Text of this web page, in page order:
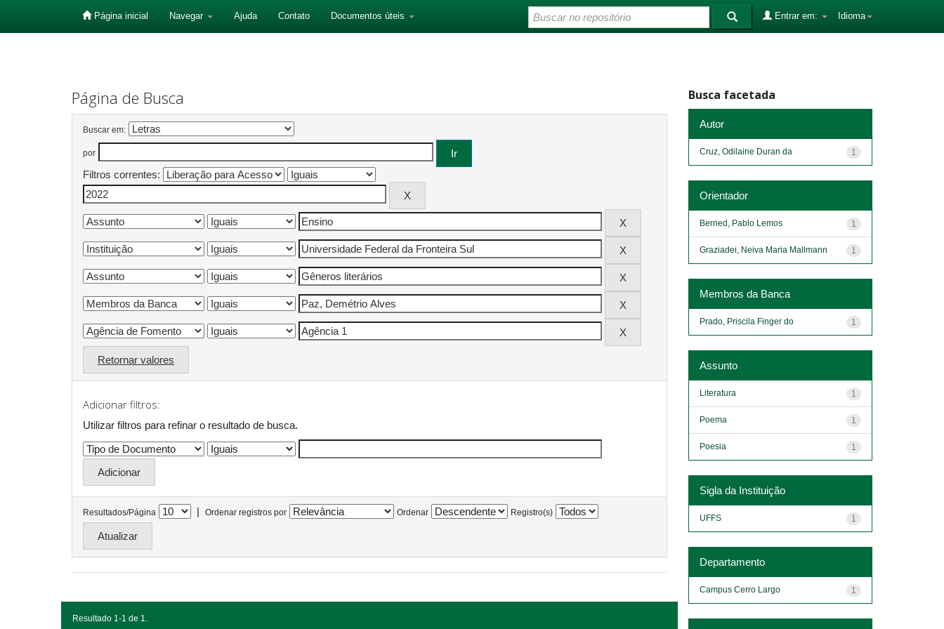
Página inicial Navegar Ajuda Contato Documentos úteis Idioma
Entrar em:
Página de Busca
Buscar em:
por
Filtros correntes:
Retornar valores
Adicionar filtros:
Utilizar filtros para refinar o resultado de busca.
Resultados/Página | Ordenar registros por Ordenar Registro(s)
Resultado 1-1 de 1.
Busca facetada
Autor
1
Cruz, Odilaine Duran da
Orientador
1
Berned, Pablo Lemos
1
Graziadei, Neiva Maria Mallmann
Membros da Banca
1
Prado, Priscila Finger do
Assunto
1
Literatura
1
Poema
1
Poesia
Sigla da Instituição
1
UFFS
Departamento
1
Campus Cerro Largo